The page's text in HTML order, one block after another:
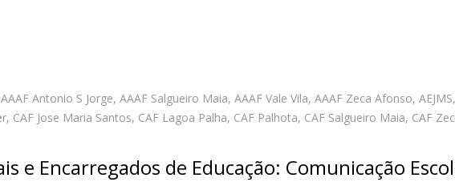
AAAF Antonio S Jorge, AAAF Salgueiro Maia, AAAF Vale Vila, AAAF Zeca Afonso, AEJMS,
, CAF Jose Maria Santos, CAF Lagoa Palha, CAF Palhota, CAF Salgueiro Maia, CAF
e Encarregados de Educação: Comunicação